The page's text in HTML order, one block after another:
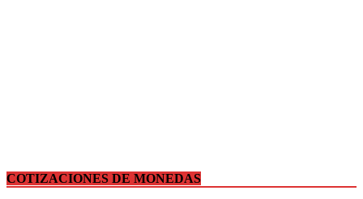
COTIZACIONES DE MONEDAS